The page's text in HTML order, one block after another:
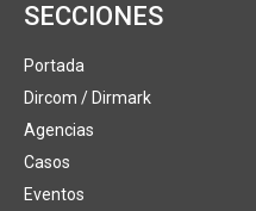
SECCIONES
Portada
Dircom / Dirmark
Agencias
Casos
Eventos